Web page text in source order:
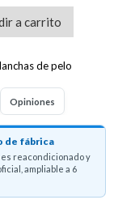
a carrito
de pelo
Opiniones
de fábrica
reacondicionado y
ampliable a 6